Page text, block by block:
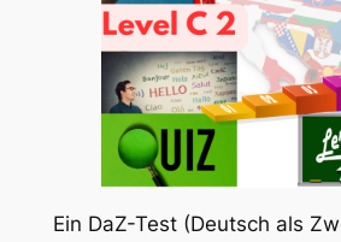
Ein DaZ-Test (Deutsch als